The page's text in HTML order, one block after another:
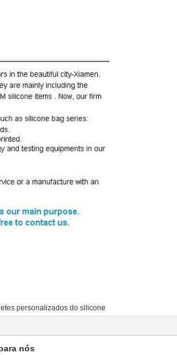
personalizados do silicone
nós